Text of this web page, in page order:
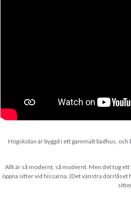
Högskolan är byggd i ett gammalt badhus,
Allt är så modernt, så modernt. Men det tog
öppna sitter vid hissarna. (Det vänstra